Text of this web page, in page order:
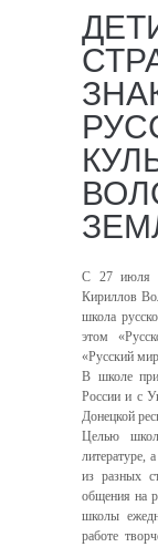
С 27 июля
Кириллов
школа
этом
«Русский
В школе
России и с
Донецкой
Целью
литературе,
из разных
общения на
школы
работе